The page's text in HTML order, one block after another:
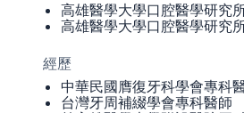
高雄醫學大學口腔醫學研究
高雄醫學大學口腔醫學研究
經歷
中華民國膺復牙科學會專科
台灣牙周補綴學會專科醫師